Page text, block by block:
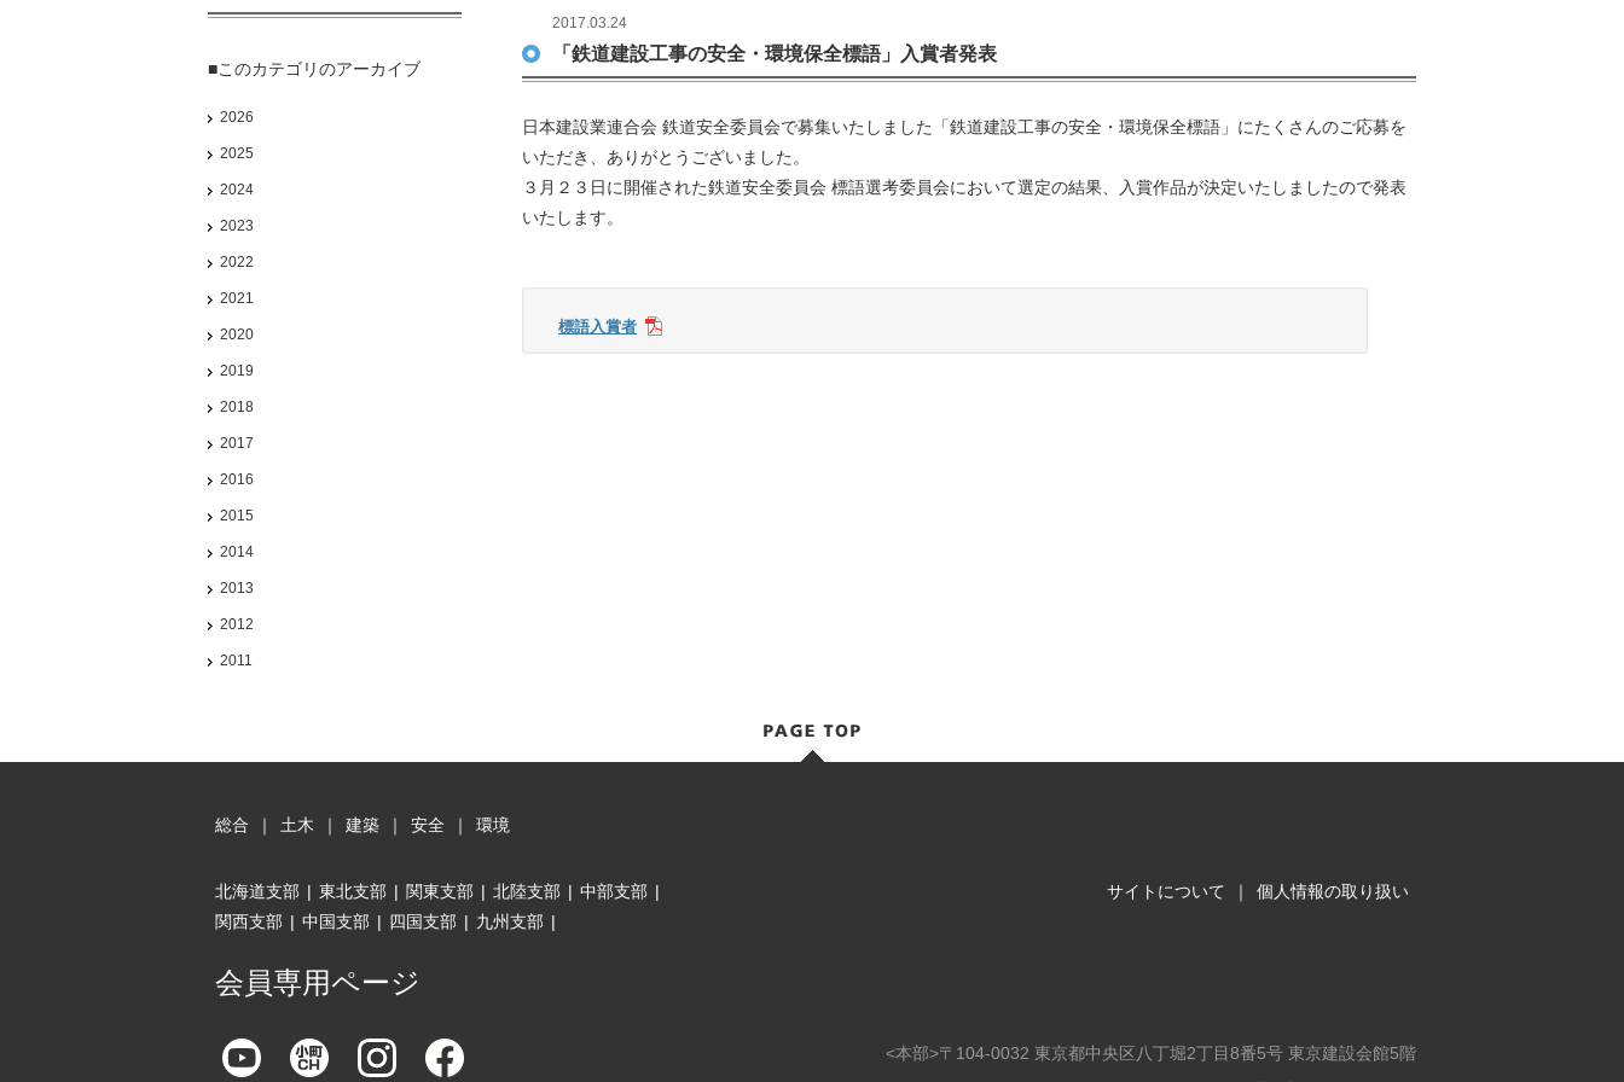
2017.03.24
「鉄道建設工事の安全・環境保全標語」入賞者発表
日本建設業連合会 鉄道安全委員会で募集いたしました「鉄道建設工事の安全・環境保全標語」にたくさんのご応募を
いただき、ありがとうございました。
３月２３日に開催された鉄道安全委員会 標語選考委員会において選定の結果、入賞作品が決定いたしましたので発表
いたします。
標語入賞者
■このカテゴリのアーカイブ
2026
2025
2024
2023
2022
2021
2020
2019
2018
2017
2016
2015
2014
2013
2012
2011
総合 ｜ 土木 ｜ 建築 ｜ 安全 ｜ 環境
サイトについて ｜ 個人情報の取り扱い
北海道支部 | 東北支部 | 関東支部 | 北陸支部 | 中部支部 |
関西支部 | 中国支部 | 四国支部 | 九州支部 |
会員専用ページ
<本部>〒104-0032 東京都中央区八丁堀2丁目8番5号 東京建設会館5階